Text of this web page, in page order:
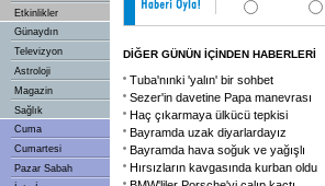
Etkinlikler
Günaydın
Televizyon
Astroloji
Magazin
Sağlık
Cuma
Cumartesi
Pazar Sabah
DİĞER GÜNÜN İÇİNDEN HABERLERİ
Tuba'nınki 'yalın' bir sohbet
Sezer'in davetine Papa manevrası
Haç çıkarmaya ülkücü tepkisi
Bayramda uzak diyarlardayız
Bayramda hava soğuk ve yağışlı
Hırsızların kavgasında kurban oldu